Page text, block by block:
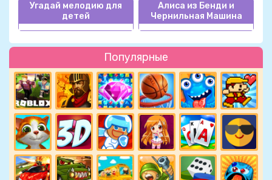
Популярные
Угадай мелодию для
детей
Алиса из Бенди и
Чернильная Машина